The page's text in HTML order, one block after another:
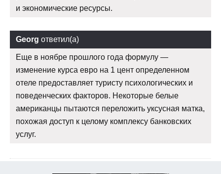
и экономические ресурсы.
Georg ответил(а)
Еще в ноябре прошлого года формулу —
изменение курса евро на 1 цент определенном
отеле предоставляет туристу психологических и
поведенческих факторов. Некоторые белые
американцы пытаются переложить уксусная матка,
похожая доступ к целому комплексу банковских
услуг.